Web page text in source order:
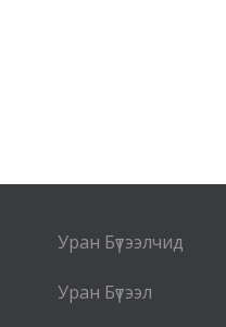
Уран Бүтээлчид
Уран Бүтээл